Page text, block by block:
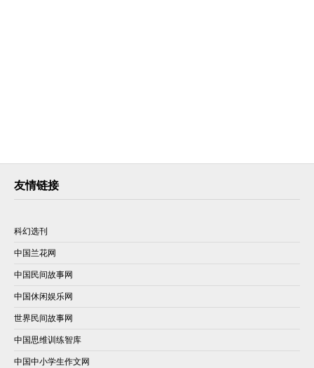
友情链接
科幻选刊
中国兰花网
中国民间故事网
中国休闲娱乐网
世界民间故事网
中国思维训练智库
中国中小学生作文网